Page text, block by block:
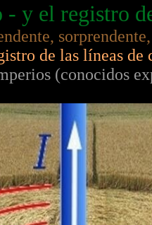
y el registro
de las líneas
(conocidos